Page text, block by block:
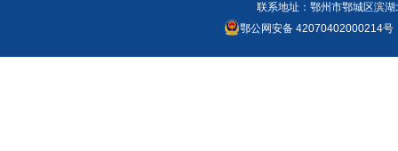
联系地址：鄂州市鄂城区滨
鄂公网安备 42070402000214号